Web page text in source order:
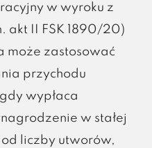
w wyroku z
akt II FSK 1890/20)
może zastosować
przychodu
wypłaca
w stałej
liczby utworów,